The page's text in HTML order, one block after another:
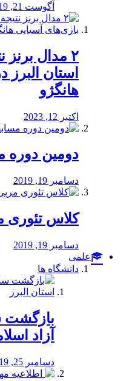
آگوست 21, 2019
استان البرز
هانگژو
اکتبر 12, 2023
دومین دوره
دسامبر 19, 2019
کلاس تئوری
دسامبر 19, 2019
علمی
دانشگاه ها
بازگشت
آزاد
دسامبر 25, 2019